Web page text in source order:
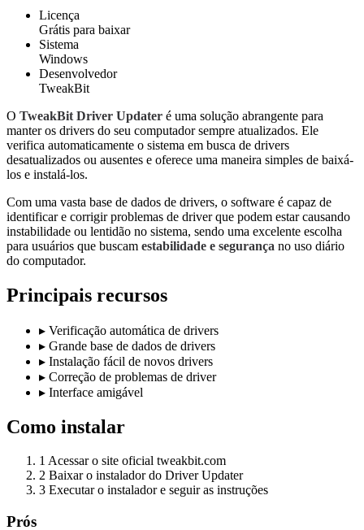
Licença
Grátis para baixar
Sistema
Windows
Desenvolvedor
TweakBit
O TweakBit Driver Updater é uma solução abrangente para
manter os drivers do seu computador sempre atualizados. Ele
verifica automaticamente o sistema em busca de drivers
desatualizados ou ausentes e oferece uma maneira simples de baixá-
los e instalá-los.
Com uma vasta base de dados de drivers, o software é capaz de
identificar e corrigir problemas de driver que podem estar causando
instabilidade ou lentidão no sistema, sendo uma excelente escolha
para usuários que buscam estabilidade e segurança no uso diário
do computador.
Principais recursos
▸ Verificação automática de drivers
▸ Grande base de dados de drivers
▸ Instalação fácil de novos drivers
▸ Correção de problemas de driver
▸ Interface amigável
Como instalar
1 Acessar o site oficial tweakbit.com
2 Baixar o instalador do Driver Updater
3 Executar o instalador e seguir as instruções
Prós